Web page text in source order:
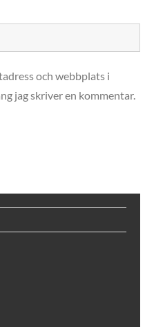
och webbplats i
jag skriver en kommentar.